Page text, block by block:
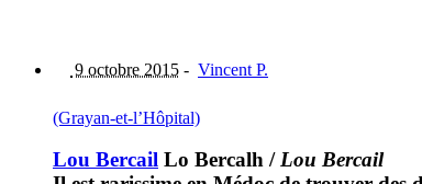
9 octobre 2015 - Vincent P.
(Grayan-et-l’Hôpital)
Lou Bercail Lo Bercalh /Lou Bercail